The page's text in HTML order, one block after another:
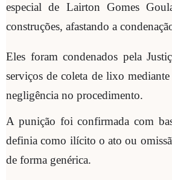
especial de Lairton Gomes
construções, afastando a
Eles foram condenados pela
serviços de coleta de lixo
negligência no procedimento.
A punição foi confirmada com
definia como ilícito o ato ou
de forma genérica.